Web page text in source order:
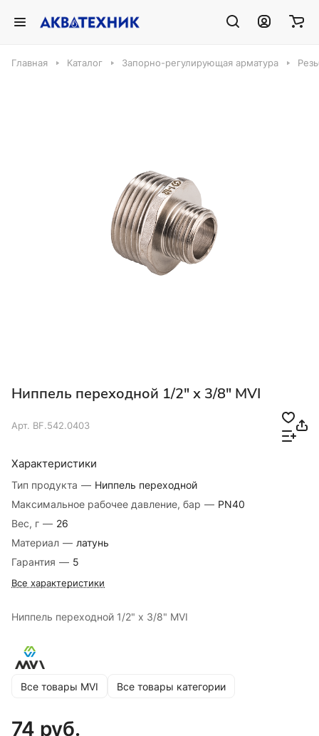
Главная Каталог Запорно-регулирующая арматура
Ниппель переходной 1/2" х 3/8" MVI
Арт. BF.542.0403
Характеристики
Тип продукта — Ниппель переходной
Максимальное рабочее давление, бар — PN40
Вес, г — 26
Материал — латунь
Гарантия — 5
Все характеристики
Ниппель переходной 1/2" х 3/8" MVI
Все товары MVI Все товары категории
74 руб.